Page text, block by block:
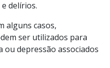
delírios.
alguns casos,
ser utilizados para
ou depressão associados